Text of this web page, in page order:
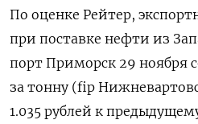
По оценке Рейтер,
при поставке нефти из
порт Приморск 29 ноября
за тонну (fip
1.035 рублей к